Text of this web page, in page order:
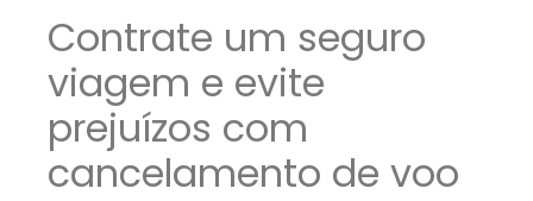
Contrate um seguro
viagem e evite
prejuízos com
cancelamento de voo